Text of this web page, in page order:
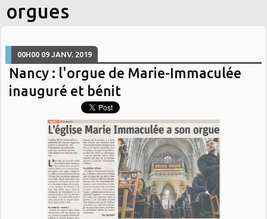
orgues
00H00 09 JANV. 2019
Nancy : l'orgue de Marie-Immaculée
inauguré et bénit